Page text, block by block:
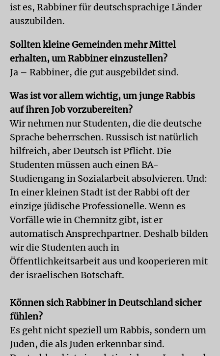
ist es, Rabbiner für deutschsprachige Länder
auszubilden.
Sollten kleine Gemeinden mehr Mittel
erhalten, um Rabbiner einzustellen?
Ja – Rabbiner, die gut ausgebildet sind.
Was ist vor allem wichtig, um junge Rabbis
auf ihren Job vorzubereiten?
Wir nehmen nur Studenten, die die deutsche
Sprache beherrschen. Russisch ist natürlich
hilfreich, aber Deutsch ist Pflicht. Die
Studenten müssen auch einen BA-
Studiengang in Sozialarbeit absolvieren. Und:
In einer kleinen Stadt ist der Rabbi oft der
einzige jüdische Professionelle. Wenn es
Vorfälle wie in Chemnitz gibt, ist er
automatisch Ansprechpartner. Deshalb bilden
wir die Studenten auch in
Öffentlichkeitsarbeit aus und kooperieren mit
der israelischen Botschaft.
Können sich Rabbiner in Deutschland sicher
fühlen?
Es geht nicht speziell um Rabbis, sondern um
Juden, die als Juden erkennbar sind.